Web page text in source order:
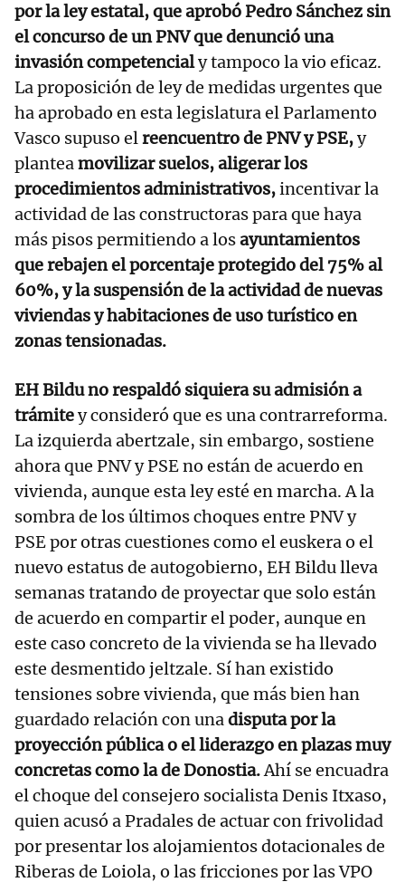
por la ley estatal, que aprobó Pedro Sánchez sin
el concurso de un PNV que denunció una
invasión competencialy tampoco la vio eficaz.
La proposición de ley de medidas urgentes que
ha aprobado en esta legislatura el Parlamento
Vasco supuso elreencuentro de PNV y PSE,y
planteamovilizar suelos,aligerar los
procedimientos administrativos,incentivar la
actividad de las constructoras para que haya
más pisos permitiendo a losayuntamientos
que rebajen el porcentaje protegido del 75% al
60%, y la suspensión de la actividad de nuevas
viviendas y habitaciones de uso turístico en
zonas tensionadas.
EH Bildu no respaldó siquiera su admisión a
trámitey consideró que es una contrarreforma.
La izquierda abertzale, sin embargo, sostiene
ahora que PNV y PSE no están de acuerdo en
vivienda, aunque esta ley esté en marcha. A la
sombra de los últimos choques entre PNV y
PSE por otras cuestiones como el euskera o el
nuevo estatus de autogobierno, EH Bildu lleva
semanas tratando de proyectar que solo están
de acuerdo en compartir el poder, aunque en
este caso concreto de la vivienda se ha llevado
este desmentido jeltzale. Sí han existido
tensiones sobre vivienda, que más bien han
guardado relación con unadisputa por la
proyección pública o el liderazgo en plazas muy
concretas como la de Donostia.Ahí se encuadra
el choque del consejero socialista Denis Itxaso,
quien acusó a Pradales de actuar con frivolidad
por presentar los alojamientos dotacionales de
Riberas de Loiola, o las fricciones por las VPO